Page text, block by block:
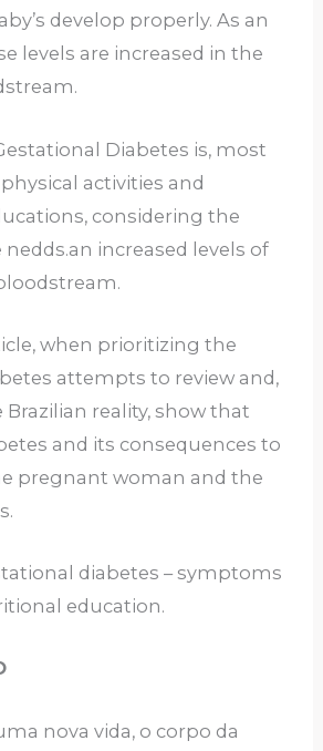
develop properly. As an
levels are increased in the
Diabetes is, most
activities and
considering the
increased levels of
when prioritizing the
attempts to review and,
reality, show that
and its consequences to
pregnant woman and the
diabetes – symptoms
education.
nova vida, o corpo da